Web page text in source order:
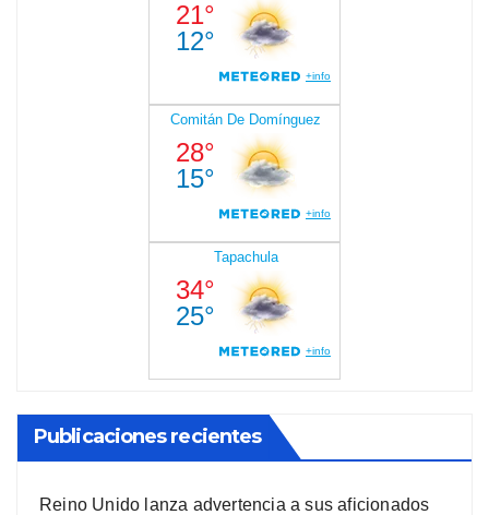
Publicaciones recientes
Reino Unido lanza advertencia a sus aficionados